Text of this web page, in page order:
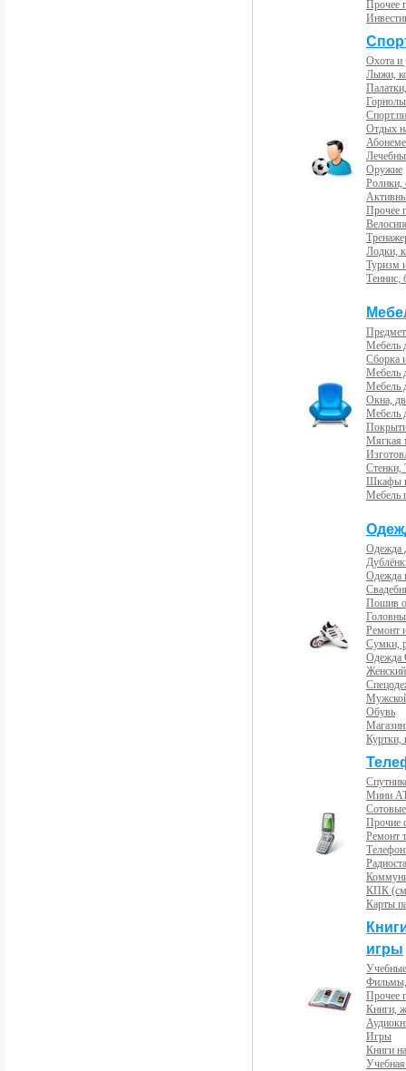
Прочее
Охота и
Лыжи,
Отдых
Оружие
Ролики,
Прочее
Лодки,
Туризм
Теннис,
Мебель
Сборка
Мебель
Мебель
Окна,
Мебель
Мягкая
Стенки,
Шкафы
Мебель
Одежда
Одежда
Пошив
Ремонт
Сумки,
Одежда
Обувь
Куртки,
Мини
Прочие
Ремонт
КПК
Карты
игры
Прочее
Книги,
Игры
Книги